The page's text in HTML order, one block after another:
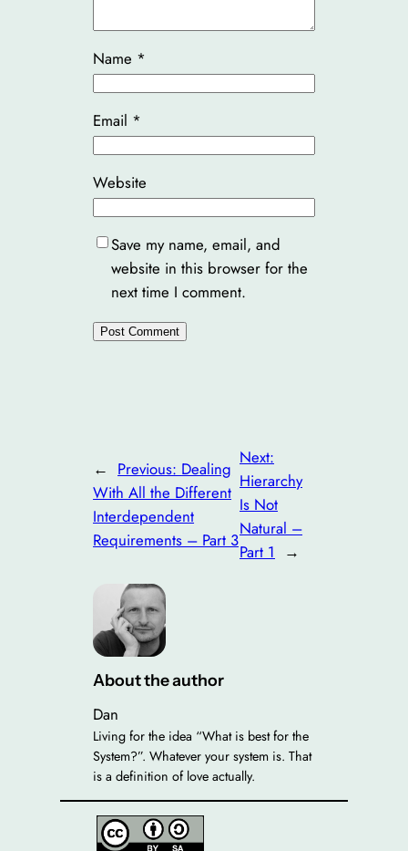
Name *
Email *
Website
Save my name, email, and
website in this browser for the
next time I comment.
← Previous: Dealing
With All the Different
Interdependent
Requirements – Part 3
Next:
Hierarchy
Is Not
Natural –
Part 1
→
About the author
Dan
Living for the idea “What is best for the
System?”. Whatever your system is. That
is a definition of love actually.